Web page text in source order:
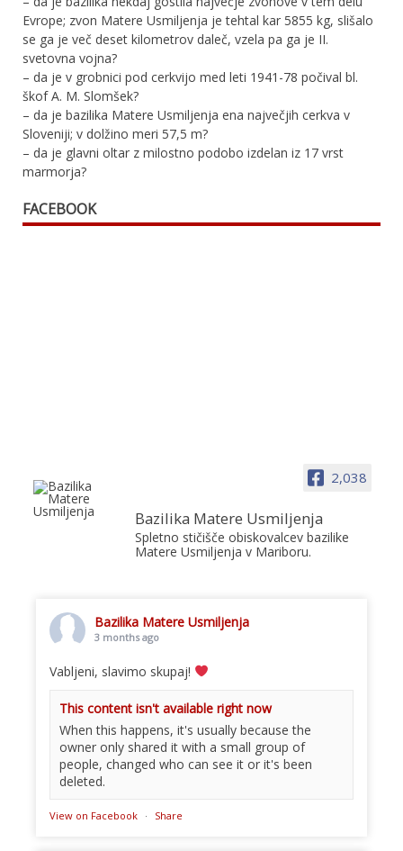
Evrope; zvon Matere Usmiljenja je tehtal kar 5855 kg, slišalo
se ga je več deset kilometrov daleč, vzela pa ga je II.
svetovna vojna?
– da je v grobnici pod cerkvijo med leti 1941-78 počival bl.
škof A. M. Slomšek?
– da je bazilika Matere Usmiljenja ena največjih cerkva v
Sloveniji; v dolžino meri 57,5 m?
– da je glavni oltar z milostno podobo izdelan iz 17 vrst
marmorja?
FACEBOOK
2,038
Bazilika Matere Usmiljenja
Spletno stičišče obiskovalcev bazilike
Matere Usmiljenja v Mariboru.
Bazilika Matere Usmiljenja
3 months ago
Vabljeni, slavimo skupaj!
This content isn't available right now
When this happens, it's usually because the
owner only shared it with a small group of
people, changed who can see it or it's been
deleted.
View on Facebook · Share